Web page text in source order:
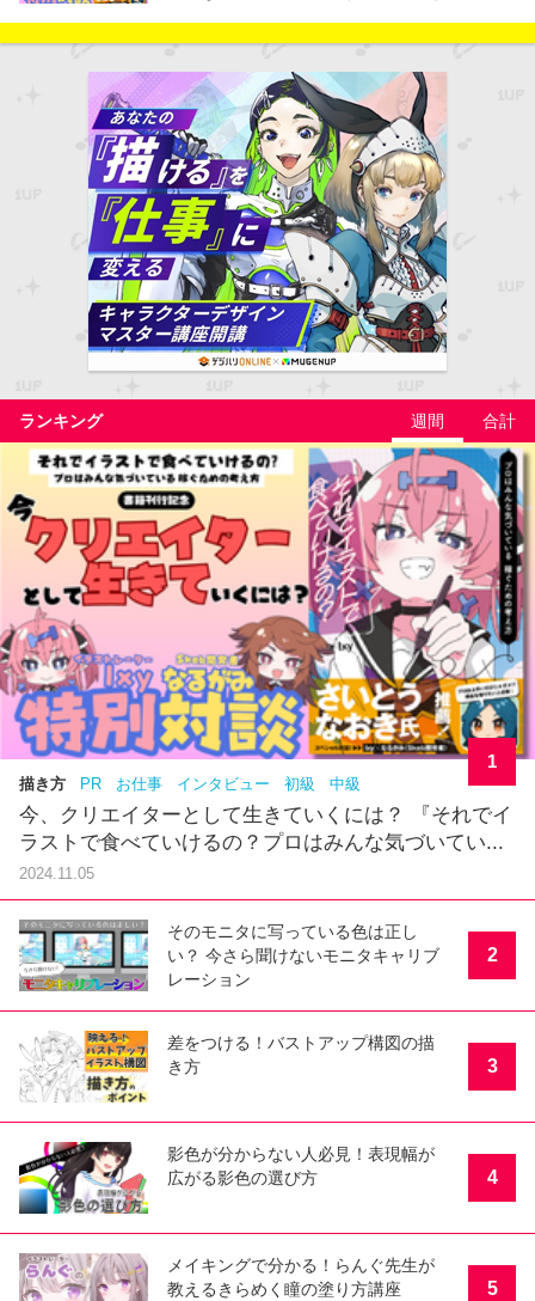
ランキング 週間 合計
描き方 PR お仕事 インタビュー 初級 中級
今、クリエイターとして生きていくには？ 『それでイ
ラストで食べていけるの？プロはみんな気づいてい...
2024.11.05
1
そのモニタに写っている色は正し
い？ 今さら聞けないモニタキャリブ
レーション
2
差をつける！バストアップ構図の描
き方
3
影色が分からない人必見！表現幅が
広がる影色の選び方
4
メイキングで分かる！らんぐ先生が
教えるきらめく瞳の塗り方講座
5